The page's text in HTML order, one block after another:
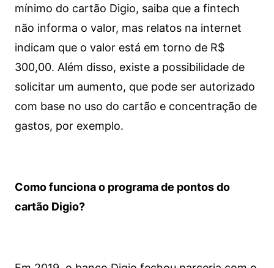
mínimo do cartão Digio, saiba que a fintech
não informa o valor, mas relatos na internet
indicam que o valor está em torno de R$
300,00. Além disso, existe a possibilidade de
solicitar um aumento, que pode ser autorizado
com base no uso do cartão e concentração de
gastos, por exemplo.
Como funciona o programa de pontos do
cartão Digio?